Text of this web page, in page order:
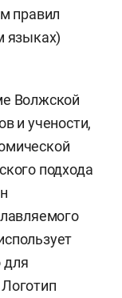
правил
языках)
Волжской
и учености,
подхода
для